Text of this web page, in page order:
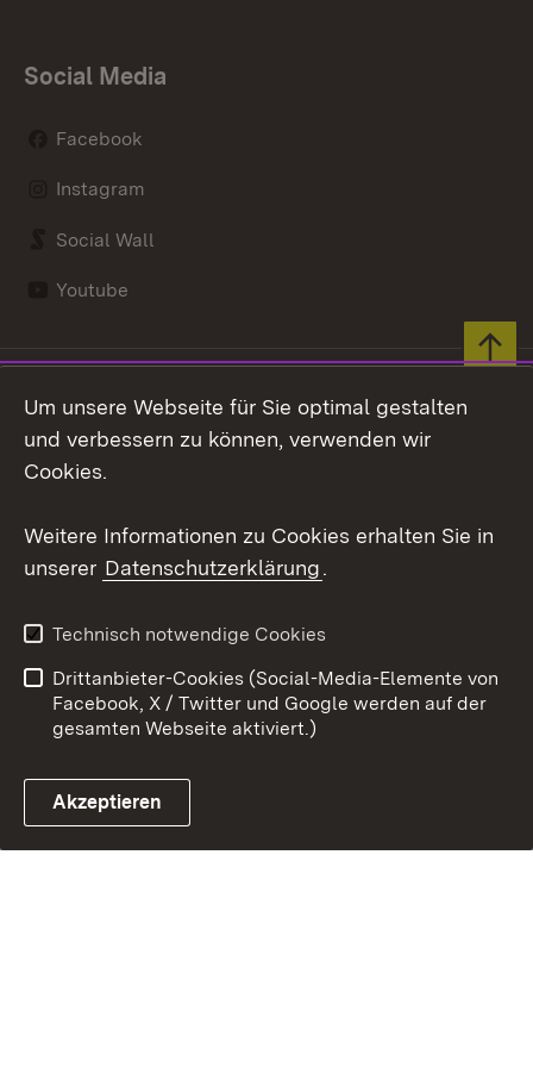
Social Media
Facebook
Instagram
Social Wall
Youtube
Link zum Landesportal
Erklärung zur
Benutzungshinweise
Um unsere Webseite für Sie optimal gestalten
und verbessern zu können, verwenden wir
Cookies.
Weitere Informationen zu Cookies erhalten Sie in
unserer Datenschutzerklärung.
Technisch notwendige Cookies
Drittanbieter-Cookies (Social-Media-Elemente von
Facebook, X / Twitter und Google werden auf der
gesamten Webseite aktiviert.)
Akzeptieren